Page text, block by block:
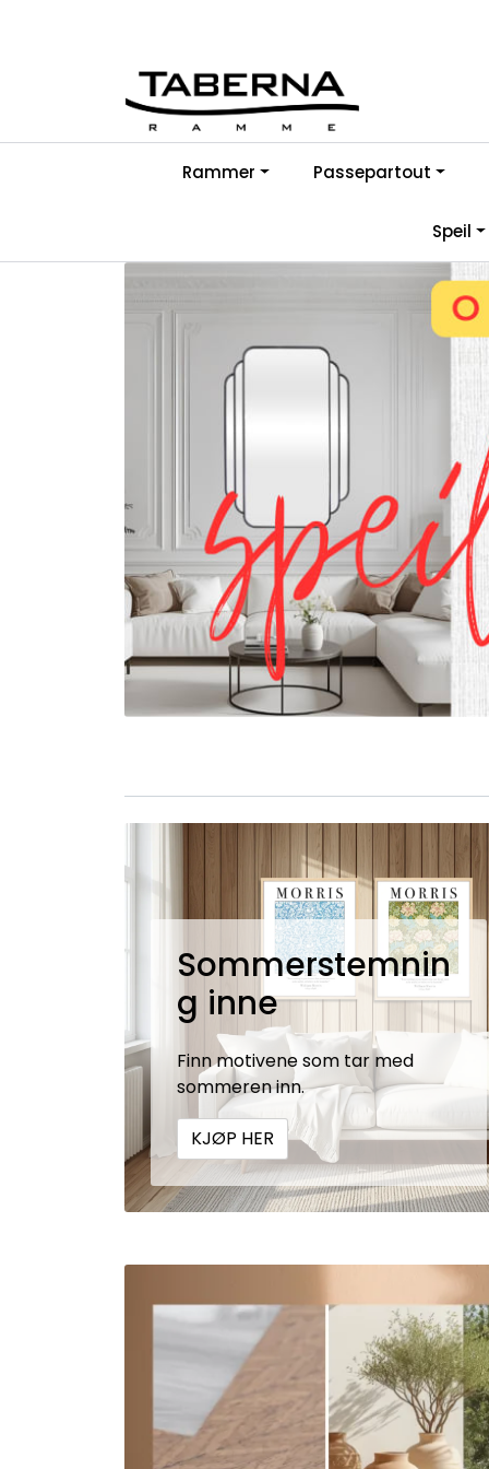
Rammer Passepartout
Speil
Sommerstemnin
g inne
Finn motivene som tar med
sommeren inn.
KJØP HER